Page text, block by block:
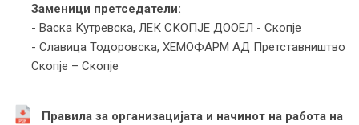
Заменици претседатели:
- Васка Кутревска, ЛЕК СКОПЈЕ ДООЕЛ - Скопје
- Славица Тодоровска, ХЕМОФАРМ АД Претставништво
Скопје – Скопје
Правила за организацијата и начинот на работа на